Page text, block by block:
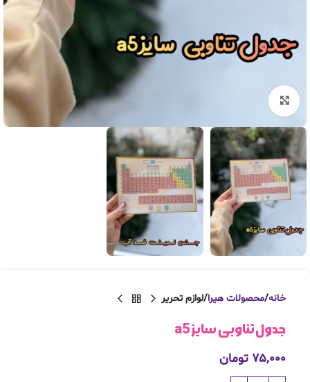
بزرگنمایی تصویر
خانه محصولات هیرا لوازم تحریر
جدول تناوبی سایز a5
۷۵,۰۰۰ تومان